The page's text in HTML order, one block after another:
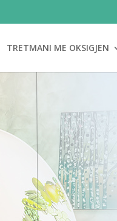
TRETMANI ME OKSIGJEN